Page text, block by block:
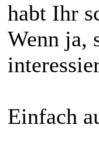
habt Ihr
Wenn ja,
Einfach